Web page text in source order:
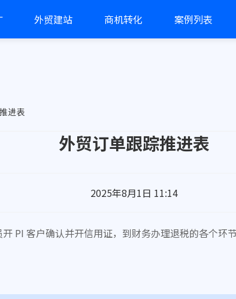
外贸建站 商机转化 案例列表
进表
外贸订单跟踪推进表
2025年8月1日 11:14
PI 客户确认并开信用证，到财务办理退税的各个环